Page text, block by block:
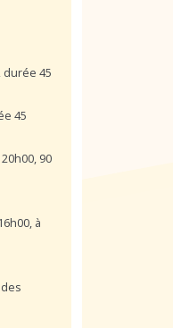
durée 45
45
90
à